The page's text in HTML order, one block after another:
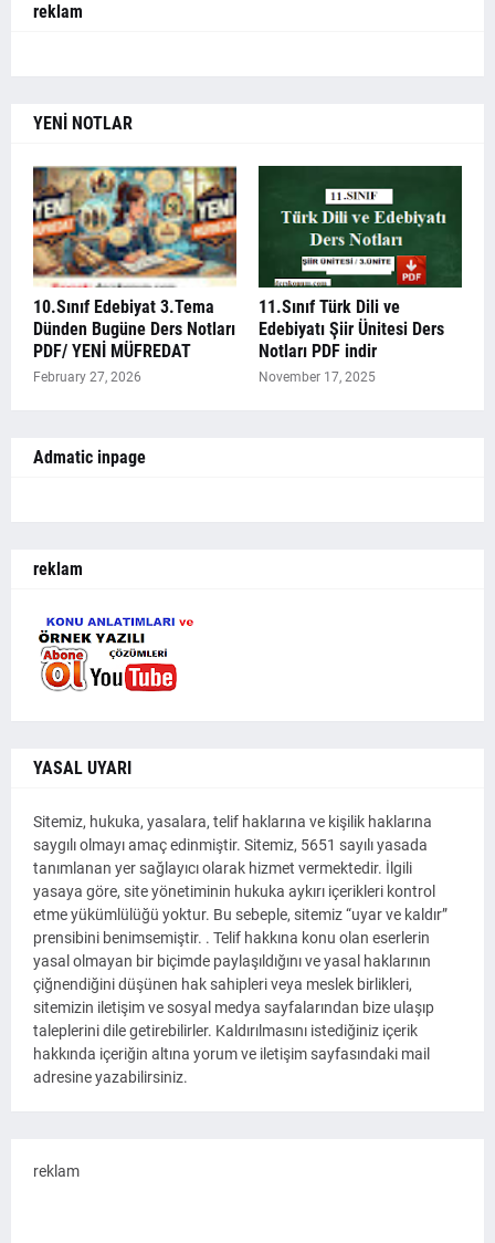
reklam
YENİ NOTLAR
10.Sınıf Edebiyat 3.Tema
Dünden Bugüne Ders Notları
PDF/ YENİ MÜFREDAT
February 27, 2026
11.Sınıf Türk Dili ve
Edebiyatı Şiir Ünitesi Ders
Notları PDF indir
November 17, 2025
Admatic inpage
reklam
YASAL UYARI
Sitemiz, hukuka, yasalara, telif haklarına ve kişilik haklarına
saygılı olmayı amaç edinmiştir. Sitemiz, 5651 sayılı yasada
tanımlanan yer sağlayıcı olarak hizmet vermektedir. İlgili
yasaya göre, site yönetiminin hukuka aykırı içerikleri kontrol
etme yükümlülüğü yoktur. Bu sebeple, sitemiz “uyar ve kaldır”
prensibini benimsemiştir. . Telif hakkına konu olan eserlerin
yasal olmayan bir biçimde paylaşıldığını ve yasal haklarının
çiğnendiğini düşünen hak sahipleri veya meslek birlikleri,
sitemizin iletişim ve sosyal medya sayfalarından bize ulaşıp
taleplerini dile getirebilirler. Kaldırılmasını istediğiniz içerik
hakkında içeriğin altına yorum ve iletişim sayfasındaki mail
adresine yazabilirsiniz.
reklam